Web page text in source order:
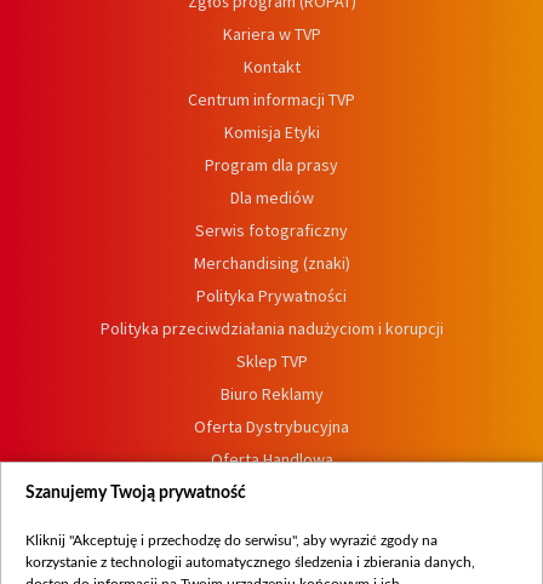
Kariera w TVP
Kontakt
Centrum informacji TVP
Komisja Etyki
Program dla prasy
Dla mediów
Serwis fotograficzny
Merchandising (znaki)
Polityka Prywatności
Polityka przeciwdziałania nadużyciom i korupcji
Sklep TVP
Biuro Reklamy
Oferta Dystrybucyjna
Oferta Handlowa
Dostępność
Procedura zgłoszeń wewnętrznych
Szanujemy Twoją prywatność
Kliknij "Akceptuję i przechodzę do serwisu", aby wyrazić zgody na
korzystanie z technologii automatycznego śledzenia i zbierania danych,